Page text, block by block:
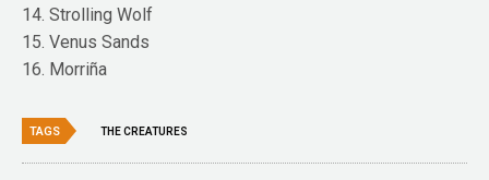
14. Strolling Wolf
15. Venus Sands
16. Morriña
TAGS THE CREATURES